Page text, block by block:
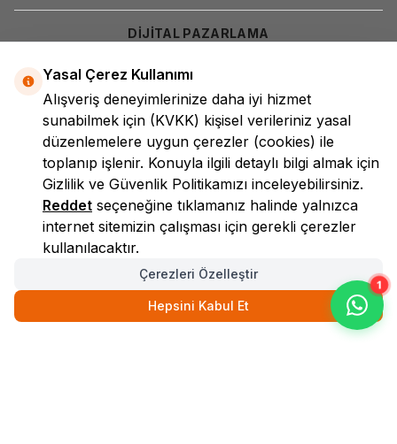
1
DİJİTAL PAZARLAMA
LokmanAVM
Yasal Çerez Kullanımı
Alışveriş deneyimlerinize daha iyi hizmet
sunabilmek için (KVKK) kişisel verileriniz yasal
düzenlemelere uygun çerezler (cookies) ile
toplanıp işlenir. Konuyla ilgili detaylı bilgi almak için
Gizlilik ve Güvenlik Politikamızı inceleyebilirsiniz.
Reddet seçeneğine tıklamanız halinde yalnızca
internet sitemizin çalışması için gerekli çerezler
kullanılacaktır.
Çerezleri Özelleştir
Hepsini Kabul Et